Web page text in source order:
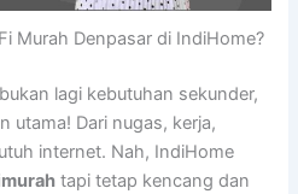
Murah Denpasar di IndiHome?
lagi kebutuhan sekunder,
utama! Dari nugas, kerja,
internet. Nah, IndiHome
tapi tetap kencang dan